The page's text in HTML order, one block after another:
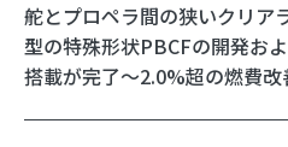
舵とプロペラ間の狭いクリア
型の特殊形状PBCFの開発お
搭載が完了〜2.0%超の燃費